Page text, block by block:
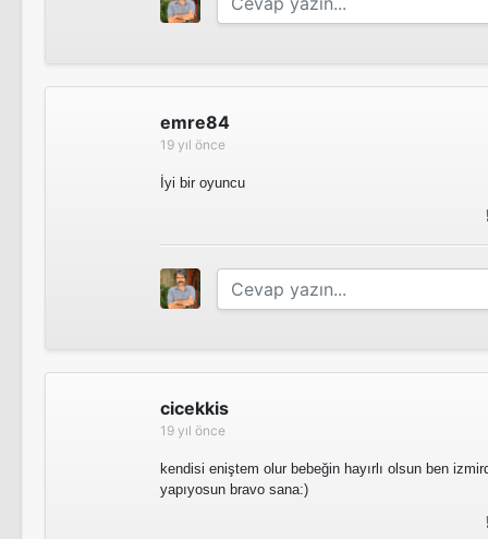
emre84
19 yıl önce
İyi bir oyuncu
cicekkis
19 yıl önce
kendisi eniştem olur bebeğin hayırlı olsun ben
yapıyosun bravo sana:)